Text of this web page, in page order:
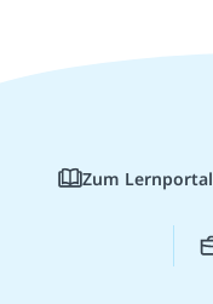
Zum Lernportal